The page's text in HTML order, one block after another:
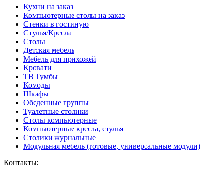
Кухни на заказ
Компьютерные столы на заказ
Стенки в гостиную
Стулья/Кресла
Столы
Детская мебель
Мебель для прихожей
Кровати
ТВ Тумбы
Комоды
Шкафы
Обеденные группы
Туалетные столики
Столы компьютерные
Компьютерные кресла, стулья
Столики журнальные
Модульная мебель (готовые, универсальные модули)
Контакты: